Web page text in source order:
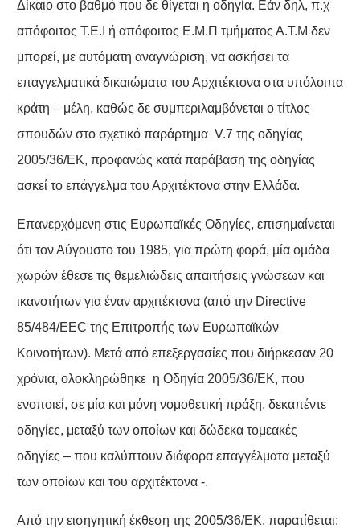
Δίκαιο στο βαθμό που δε θίγεται η οδηγία. Εάν δηλ, π.χ
απόφοιτος Τ.Ε.Ι ή απόφοιτος Ε.Μ.Π τμήματος Α.Τ.Μ δεν
μπορεί, με αυτόματη αναγνώριση, να ασκήσει τα
επαγγελματικά δικαιώματα του Αρχιτέκτονα στα υπόλοιπα
κράτη – μέλη, καθώς δε συμπεριλαμβάνεται ο τίτλος
σπουδών στο σχετικό παράρτημα V.7 της οδηγίας
2005/36/ΕΚ, προφανώς κατά παράβαση της οδηγίας
ασκεί το επάγγελμα του Αρχιτέκτονα στην Ελλάδα.
Επανερχόμενη στις Ευρωπαϊκές Οδηγίες, επισημαίνεται
ότι τον Αύγουστο του 1985, για πρώτη φορά, µία οµάδα
χωρών έθεσε τις θεµελιώδεις απαιτήσεις γνώσεων και
ικανοτήτων για έναν αρχιτέκτονα (από την Directive
85/484/EEC της Επιτροπής των Ευρωπαϊκών
Κοινοτήτων). Μετά από επεξεργασίες που διήρκεσαν 20
χρόνια, ολοκληρώθηκε η Οδηγία 2005/36/ΕΚ, που
ενοποιεί, σε μία και μόνη νομοθετική πράξη, δεκαπέντε
οδηγίες, μεταξύ των οποίων και δώδεκα τομεακές
οδηγίες – που καλύπτουν διάφορα επαγγέλματα μεταξύ
των οποίων και του αρχιτέκτονα -.
Από την εισηγητική έκθεση της 2005/36/ΕΚ, παρατίθεται: